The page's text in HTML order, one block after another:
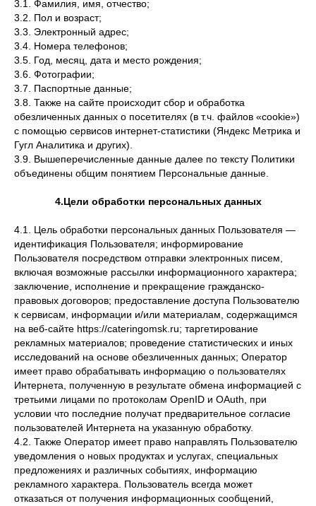
3.1. Фамилия, имя, отчество;
3.2. Пол и возраст;
3.3. Электронный адрес;
3.4. Номера телефонов;
3.5. Год, месяц, дата и место рождения;
3.6. Фотографии;
3.7. Паспортные данные;
3.8. Также на сайте происходит сбор и обработка
обезличенных данных о посетителях (в т.ч. файлов «cookie»)
с помощью сервисов интернет-статистики (Яндекс Метрика и
Гугл Аналитика и других).
3.9. Вышеперечисленные данные далее по тексту Политики
объединены общим понятием Персональные данные.
4.Цели обработки персональных данных
4.1. Цель обработки персональных данных Пользователя —
идентификация Пользователя; информирование
Пользователя посредством отправки электронных писем,
включая возможные рассылки информационного характера;
заключение, исполнение и прекращение гражданско-
правовых договоров; предоставление доступа Пользователю
к сервисам, информации и/или материалам, содержащимся
на веб-сайте https://cateringomsk.ru; таргетирование
рекламных материалов; проведение статистических и иных
исследований на основе обезличенных данных; Оператор
имеет право обрабатывать информацию о пользователях
Интернета, полученную в результате обмена информацией с
третьими лицами по протоколам OpenID и OAuth, при
условии что последние получат предварительное согласие
пользователей Интернета на указанную обработку.
4.2. Также Оператор имеет право направлять Пользователю
уведомления о новых продуктах и услугах, специальных
предложениях и различных событиях, информацию
рекламного характера. Пользователь всегда может
отказаться от получения информационных сообщений,